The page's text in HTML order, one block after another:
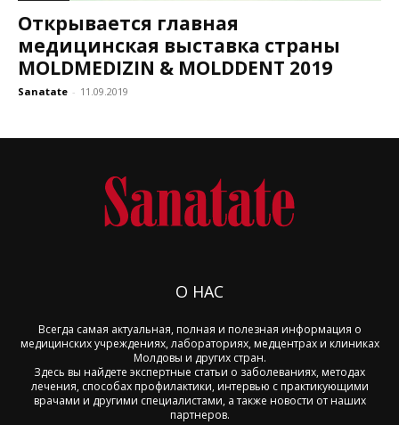
Открывается главная
медицинская выставка страны
MOLDMEDIZIN & MOLDDENT 2019
Sanatate - 11.09.2019
О НАС
Всегда самая актуальная, полная и полезная информация о
медицинских учреждениях, лабораториях, медцентрах и клиниках
Молдовы и других стран.
Здесь вы найдете экспертные статьи о заболеваниях, методах
лечения, способах профилактики, интервью с практикующими
врачами и другими специалистами, а также новости от наших
партнеров.